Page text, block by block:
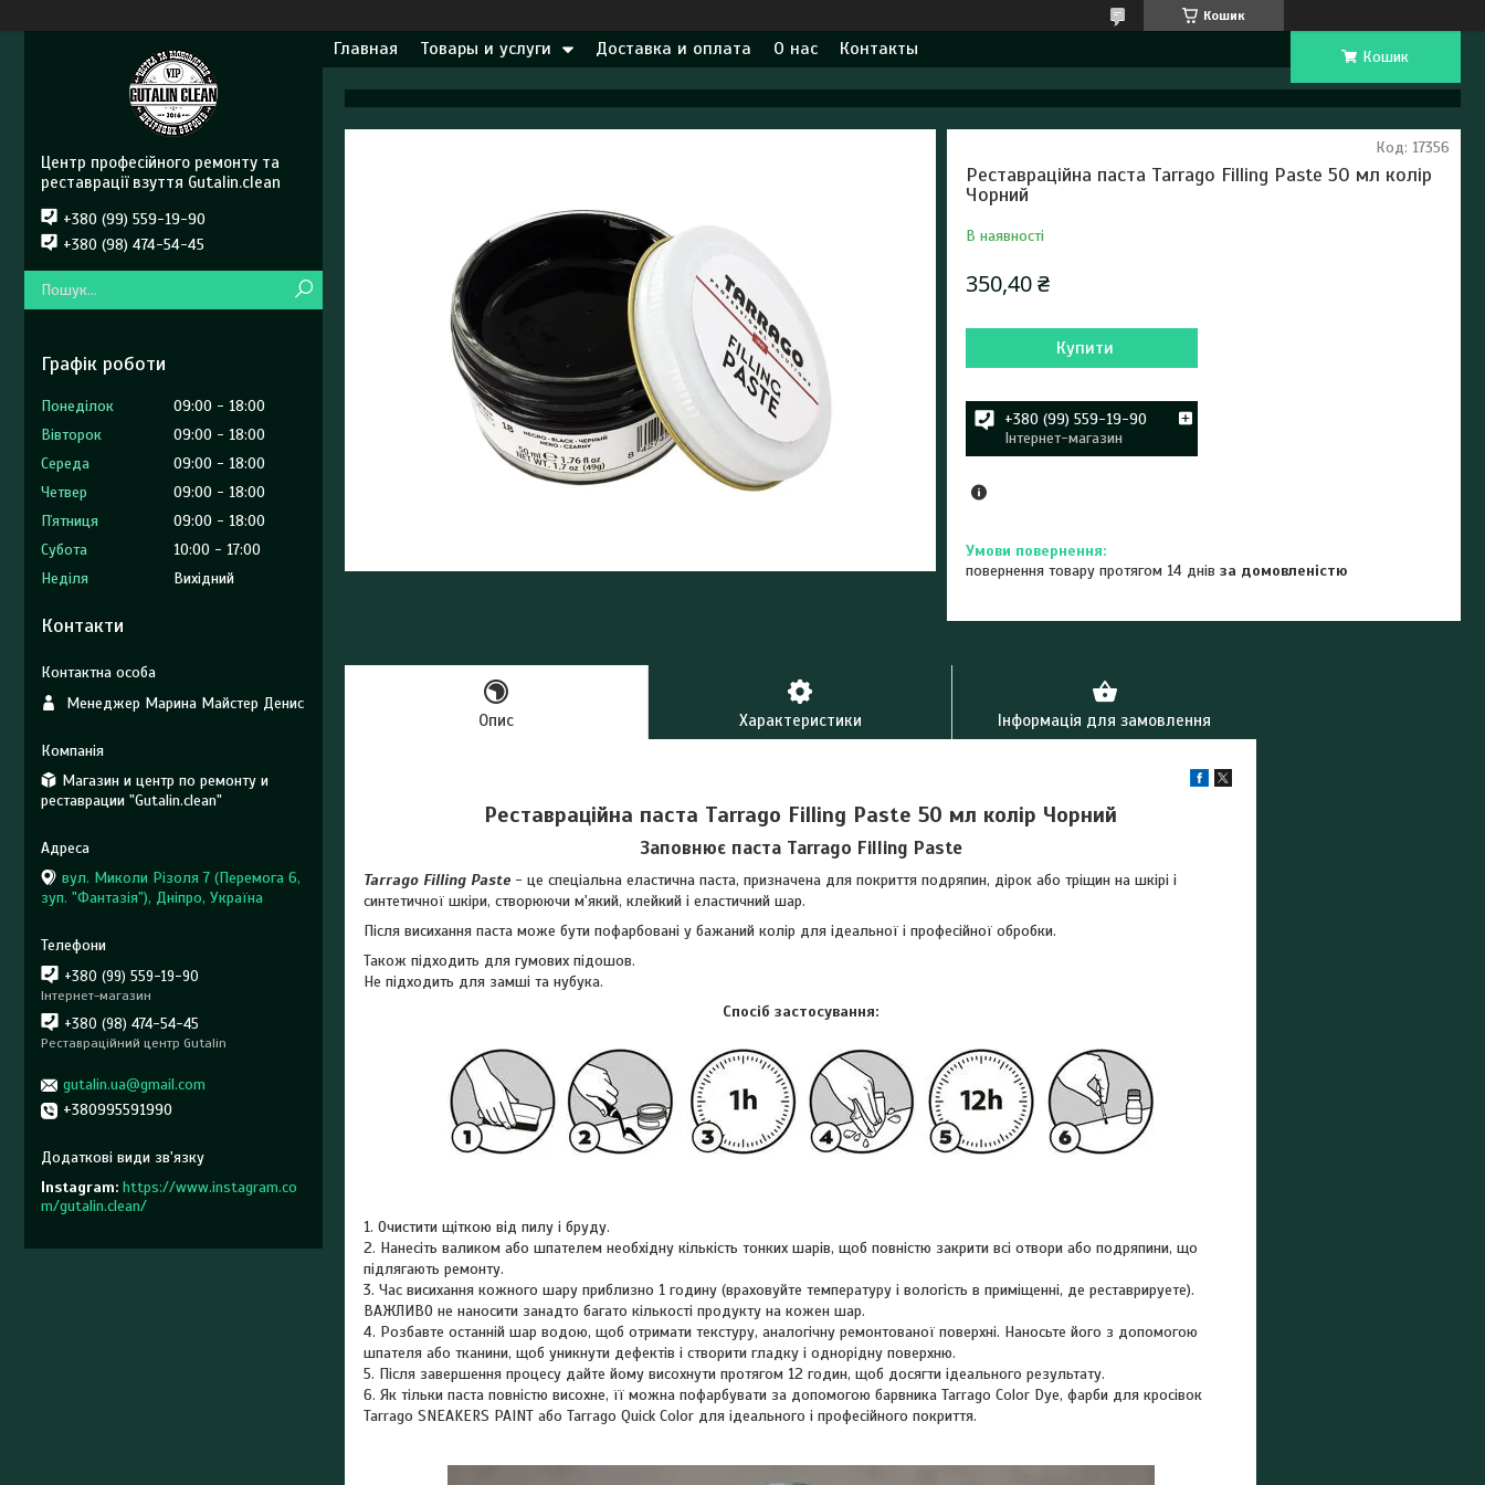
Кошик
Главная Товары и услуги Доставка и оплата О нас Контакты Кошик
Реставраційна паста Tarrago Filling Paste 50 мл колір
Чорний
В наявності
Код: 17356
350,40 ₴
Купити
+380 (99) 559-19-90
Інтернет-магазин
повернення товару протягом 14 днівза домовленістю
Опис Характеристики Інформація для замовлення
Реставраційна паста Tarrago Filling Paste 50 мл колір Чорний
Заповнює паста Tarrago Filling Paste
Tarrago Filling Paste - це спеціальна еластична паста, призначена для покриття подряпин, дірок або тріщин на шкірі і
синтетичної шкіри, створюючи м'який, клейкий і еластичний шар.
Після висихання паста може бути пофарбовані у бажаний колір для ідеальної і професійної обробки.
Також підходить для гумових підошов.
Не підходить для замші та нубука.
Спосіб застосування:
1. Очистити щіткою від пилу і бруду.
2. Нанесіть валиком або шпателем необхідну кількість тонких шарів, щоб повністю закрити всі отвори або подряпини, що
підлягають ремонту.
3. Час висихання кожного шару приблизно 1 годину (враховуйте температуру і вологість в приміщенні, де реставрируете).
ВАЖЛИВО не наносити занадто багато кількості продукту на кожен шар.
4. Розбавте останній шар водою, щоб отримати текстуру, аналогічну ремонтованої поверхні. Наносьте його з допомогою
шпателя або тканини, щоб уникнути дефектів і створити гладку і однорідну поверхню.
5. Після завершення процесу дайте йому висохнути протягом 12 годин, щоб досягти ідеального результату.
6. Як тільки паста повністю висохне, її можна пофарбувати за допомогою барвника Tarrago Color Dye, фарби для кросівок
Tarrago SNEAKERS PAINT або Tarrago Quick Color для ідеального і професійного покриття.
Центр професійного ремонту та
реставрації взуття Gutalin.clean
+380 (99) 559-19-90
+380 (98) 474-54-45
Графік роботи
Понеділок 09:00
18:00
Вівторок
09:00
18:00
Середа
09:00
18:00
Четвер
09:00
18:00
Пʼятниця
09:00
18:00
Субота
10:00
17:00
Неділя
Вихідний
Контакти
Менеджер Марина Майстер Денис
Магазин и центр по ремонту и
реставрации "Gutalin.clean"
вул. Миколи Різоля 7 (Перемога 6,
зуп. "Фантазія"), Дніпро, Україна
+380 (99) 559-19-90
Інтернет-магазин
+380 (98) 474-54-45
Реставраційний центр Gutalin
gutalin.ua@gmail.com
+380995591990
Instagram https://www.instagram.co
m/gutalin.clean/